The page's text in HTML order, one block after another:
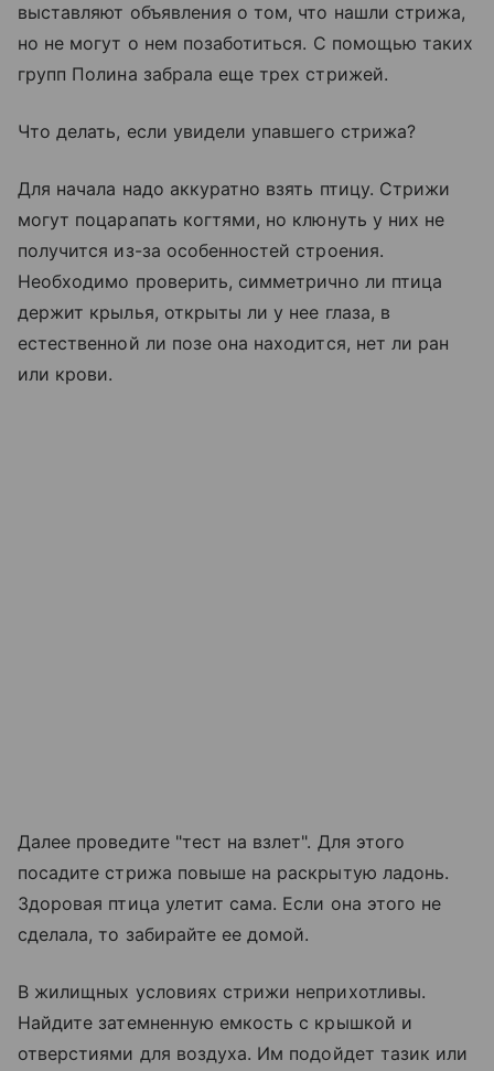
выставляют объявления о том, что нашли стрижа,
но не могут о нем позаботиться. С помощью таких
групп Полина забрала еще трех стрижей.
Что делать, если увидели упавшего стрижа?
Для начала надо аккуратно взять птицу. Стрижи
могут поцарапать когтями, но клюнуть у них не
получится из-за особенностей строения.
Необходимо проверить, симметрично ли птица
держит крылья, открыты ли у нее глаза, в
естественной ли позе она находится, нет ли ран
или крови.
Далее проведите "тест на взлет". Для этого
посадите стрижа повыше на раскрытую ладонь.
Здоровая птица улетит сама. Если она этого не
сделала, то забирайте ее домой.
В жилищных условиях стрижи неприхотливы.
Найдите затемненную емкость с крышкой и
отверстиями для воздуха. Им подойдет тазик или